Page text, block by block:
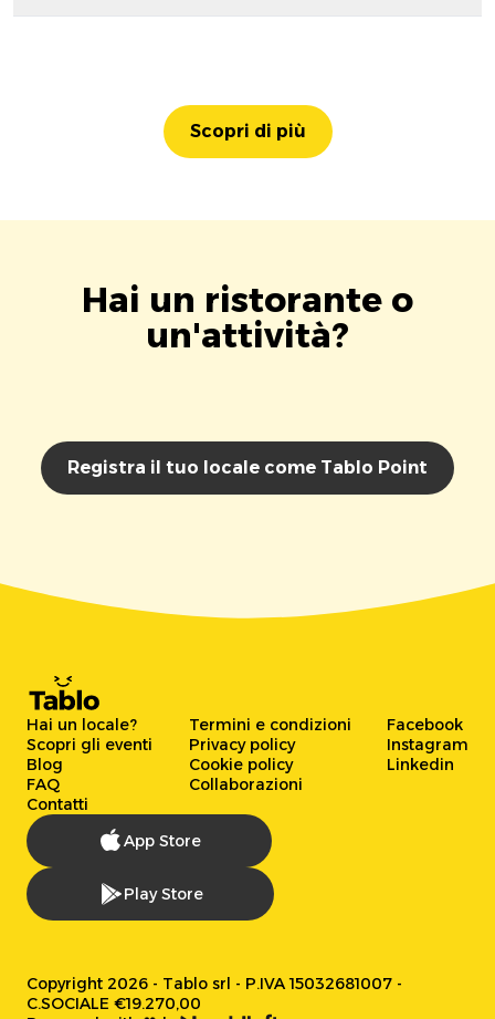
Scopri di più
Hai un ristorante o
un'attività?
Registra il tuo locale come Tablo Point
Hai un locale?
Scopri gli eventi
Blog
FAQ
Contatti
Termini e condizioni
Privacy policy
Cookie policy
Collaborazioni
Facebook
Instagram
Linkedin
App Store
Play Store
Copyright 2026 - Tablo srl - P.IVA 15032681007 -
C.SOCIALE €19.270,00